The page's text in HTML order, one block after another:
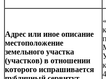
Адрес или иное описание
местоположение
земельного участка
(участков) в отношении
которого испрашивается